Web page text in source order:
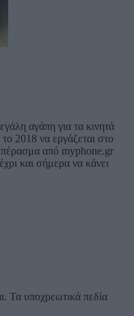
αγάπη για τα κινητά
2018 να εργάζεται στο
από myphone.gr
και σήμερα να κάνει
Τα υποχρεωτικά πεδία